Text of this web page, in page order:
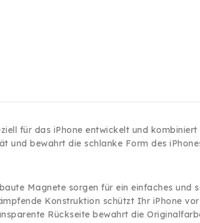
für das iPhone entwickelt und
und bewahrt die schlanke Form des
Magnete sorgen für ein einfaches und
Konstruktion schützt Ihr iPhone
Rückseite bewahrt die